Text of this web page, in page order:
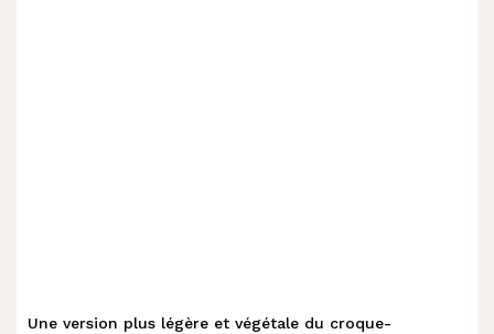
Une version plus légère et végétale du croque-